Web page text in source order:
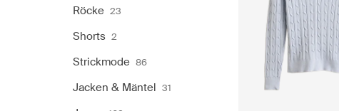
Röcke 23
Shorts 2
Strickmode 86
Jacken & Mäntel 31